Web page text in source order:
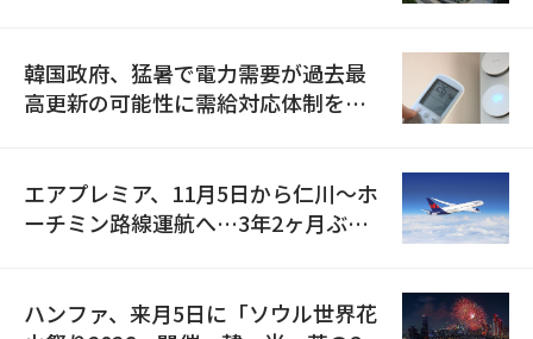
韓国政府、猛暑で電力需要が過去最
高更新の可能性に需給対応体制を点
エアプレミア、11月5日から仁川〜ホ
ーチミン路線運航へ…3年2ヶ月ぶり
ハンファ、来月5日に「ソウル世界花